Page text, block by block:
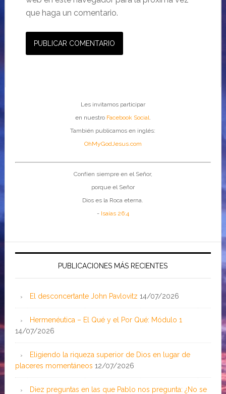
que haga un comentario.
Les invitamos participar
en nuestro Facebook Social.
También publicamos en inglés:
OhMyGodJesus.com
Confíen siempre en el Señor,
porque el Señor
Dios es la Roca eterna.
- Isaías 26:4
PUBLICACIONES MÁS RECIENTES
El desconcertante John Pavlovitz 14/07/2026
Hermenéutica – El Qué y el Por Qué: Módulo 1
14/07/2026
Eligiendo la riqueza superior de Dios en lugar de
placeres momentáneos 12/07/2026
Diez preguntas en las que Pablo nos pregunta: ¿No se